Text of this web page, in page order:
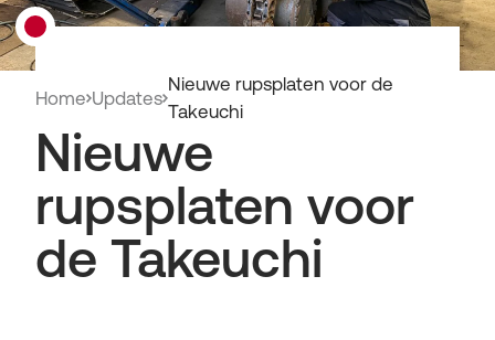
Home Updates
Nieuwe rupsplaten voor de
Takeuchi
Nieuwe
rupsplaten voor
de Takeuchi